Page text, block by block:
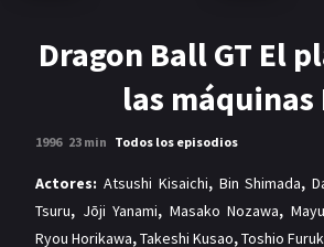
MANGAS
Dragon Ball GT El
las máquinas
1996 23 min Todos los episodios
Actores: Atsushi Kisaichi, Bin Shimada,
Tsuru, Jōji Yanami, Masako Nozawa,
Ryou Horikawa,Takeshi Kusao,Toshio